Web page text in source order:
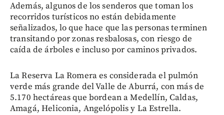
Además, algunos de los senderos que toman los
recorridos turísticos no están debidamente
señalizados, lo que hace que las personas terminen
transitando por zonas resbalosas, con riesgo de
caída de árboles e incluso por caminos privados.
La Reserva La Romera es considerada el pulmón
verde más grande del Valle de Aburrá, con más de
5.170 hectáreas que bordean a Medellín, Caldas,
Amagá, Heliconia, Angelópolis y La Estrella.